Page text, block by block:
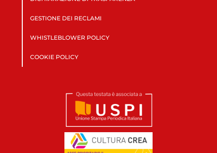
GESTIONE DEI RECLAMI
WHISTLEBLOWER POLICY
COOKIE POLICY